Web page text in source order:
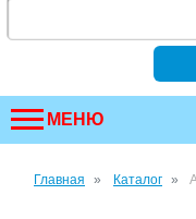
МЕНЮ
Главная Каталог